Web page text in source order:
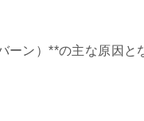
ーン）**の主な原因